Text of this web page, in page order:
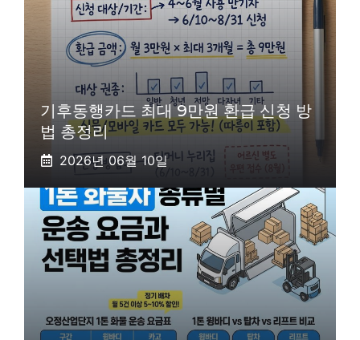
기후동행카드 최대 9만원 환급 신청 방
법 총정리
2026년 06월 10일